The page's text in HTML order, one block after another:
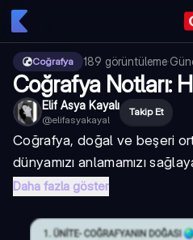
Coğrafya 189 görüntüleme·
Coğrafya Notları:
Elif Asya Kayalı
@elifasyakayal
Takip Et
Coğrafya, doğal ve beşeri
dünyamızı anlamamızı
Daha fazla göster